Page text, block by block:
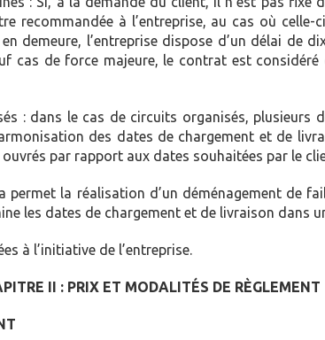
recommandée à l’entreprise, au cas où
demeure, l’entreprise dispose d’un délai de
cas de force majeure, le contrat est considéré
: dans le cas de circuits organisés, plusieurs
des dates de chargement et de
par rapport aux dates souhaitées par le
la réalisation d’un déménagement de
les dates de chargement et de livraison dans
à l’initiative de l’entreprise.
II : PRIX ET MODALITÉS DE RÈGLEMENT